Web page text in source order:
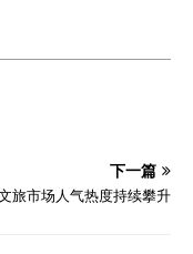
下一篇
旅市场人气热度持续攀升